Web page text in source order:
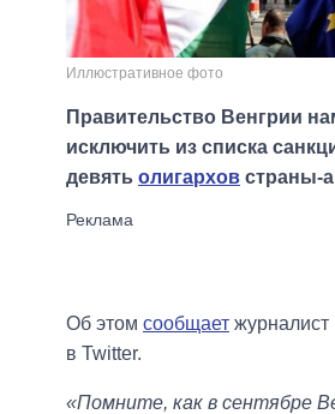
Иллюстративное фото
Правительство Венгрии
исключить из списка
девять олигархов страны-
Об этом сообщает журналист
в Twitter.
«Помните, как в сентябре